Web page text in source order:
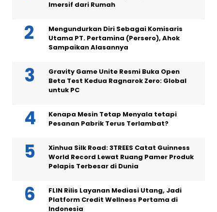
Imersif dari Rumah
Mengundurkan Diri Sebagai Komisaris
Utama PT. Pertamina (Persero), Ahok
Sampaikan Alasannya
Gravity Game Unite Resmi Buka Open
Beta Test Kedua Ragnarok Zero: Global
untuk PC
Kenapa Mesin Tetap Menyala tetapi
Pesanan Pabrik Terus Terlambat?
Xinhua Silk Road: 3TREES Catat Guinness
World Record Lewat Ruang Pamer Produk
Pelapis Terbesar di Dunia
FLIN Rilis Layanan Mediasi Utang, Jadi
Platform Credit Wellness Pertama di
Indonesia